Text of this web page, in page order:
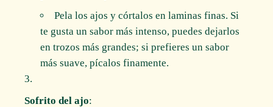
Pela los ajos y córtalos en laminas finas. Si
te gusta un sabor más intenso, puedes dejarlos
en trozos más grandes; si prefieres un sabor
más suave, pícalos finamente.
Sofrito del ajo: